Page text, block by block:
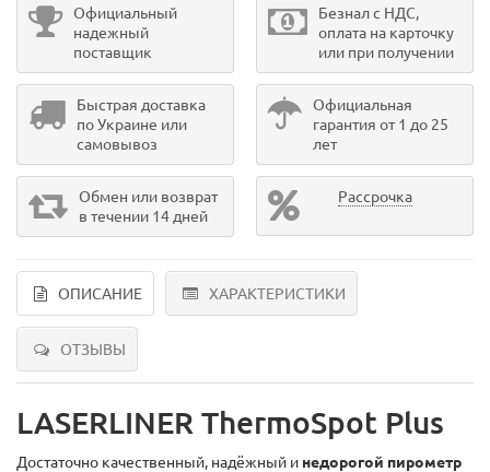
Официальный
надежный
поставщик
Безнал с НДС,
оплата на карточку
или при получении
Быстрая доставка
по Украине или
самовывоз
Официальная
гарантия от 1 до 25
лет
Обмен или возврат
в течении 14 дней
Рассрочка
ОПИСАНИЕ ХАРАКТЕРИСТИКИ
ОТЗЫВЫ
LASERLINER ThermoSpot Plus
Достаточно качественный, надёжный и недорогой пирометр